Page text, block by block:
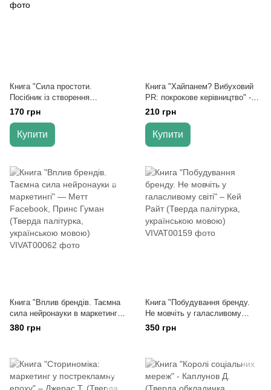
Книга "Сила простоти.
Посібник із створення
ефективних маркетингових
стратегій" - Траут Д.
170 грн
Купити
Книга "Хайпанем? Вибуховий
PR: покрокове керівництво" -
Масленников Роман
210 грн
Купити
Книга "Вплив брендів. Таємна
сила нейронауки в маркетингі"
— Метт Facebook, Принс
Гуман (Тверда палітурка,
380 грн
Книга "Побудування бренду.
Не мовчіть у галасливому
світі" – Кей Райт (Тверда
палітурка, українською мовою)
350 грн